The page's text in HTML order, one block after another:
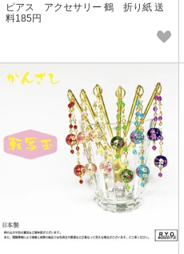
ピアス アクセサリー 鶴 折り紙 送
料185円